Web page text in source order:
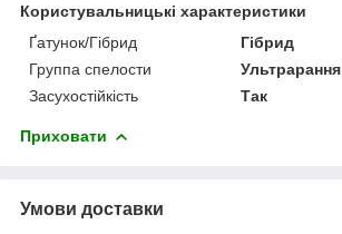
Користувальницькі характеристики
Ґатунок/Гібрид
Гібрид
Группа спелости
Ультрарання
Засухостійкість
Так
Приховати
Умови доставки